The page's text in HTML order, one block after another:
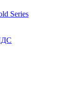
Series